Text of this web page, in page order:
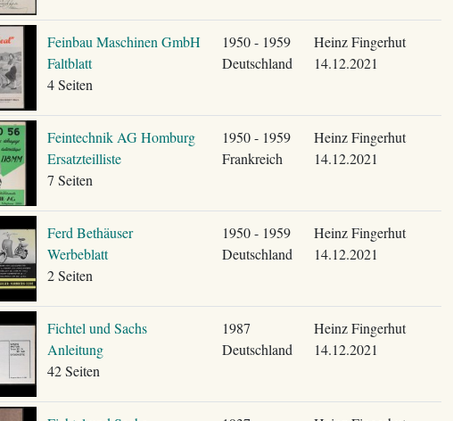
Feinbau Maschinen GmbH
Faltblatt
4 Seiten
1950 - 1959
Deutschland
Heinz Fingerhut
14.12.2021
Feintechnik AG Homburg
Ersatzteilliste
7 Seiten
1950 - 1959
Frankreich
Heinz Fingerhut
14.12.2021
Ferd Bethäuser
Werbeblatt
2 Seiten
1950 - 1959
Deutschland
Heinz Fingerhut
14.12.2021
Fichtel und Sachs
Anleitung
42 Seiten
1987
Deutschland
Heinz Fingerhut
14.12.2021